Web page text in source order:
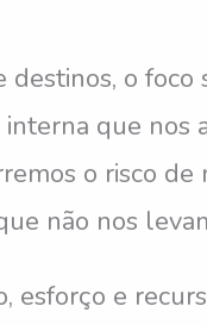
o
que nos
o risco
não nos
esforço e